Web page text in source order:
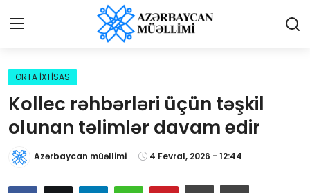
Giriş
Qəzetə elan ver
ORTA İXTİSAS
Kollec rəhbərləri üçün təşkil
olunan təlimlər davam edir
Azərbaycan müəllimi 4 Fevral, 2026 - 12:44